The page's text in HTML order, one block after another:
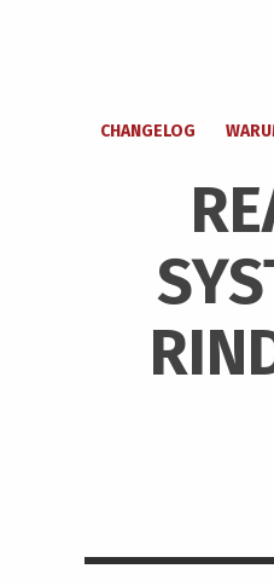
CHANGELOG